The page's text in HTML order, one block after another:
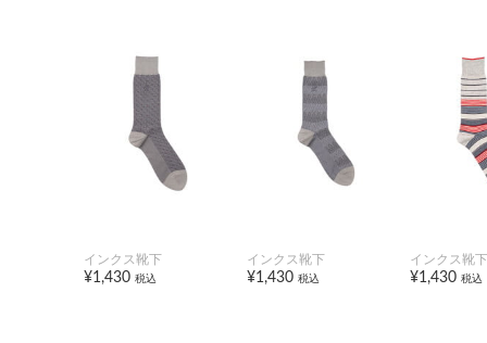
インクス靴下
¥1,430 税込
インクス靴下
¥1,430 税込
インクス靴下
¥1,430 税込